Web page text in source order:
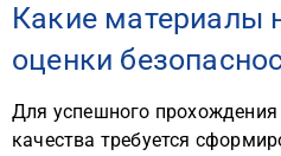
Какие материалы
оценки
Для успешного
качества требуется